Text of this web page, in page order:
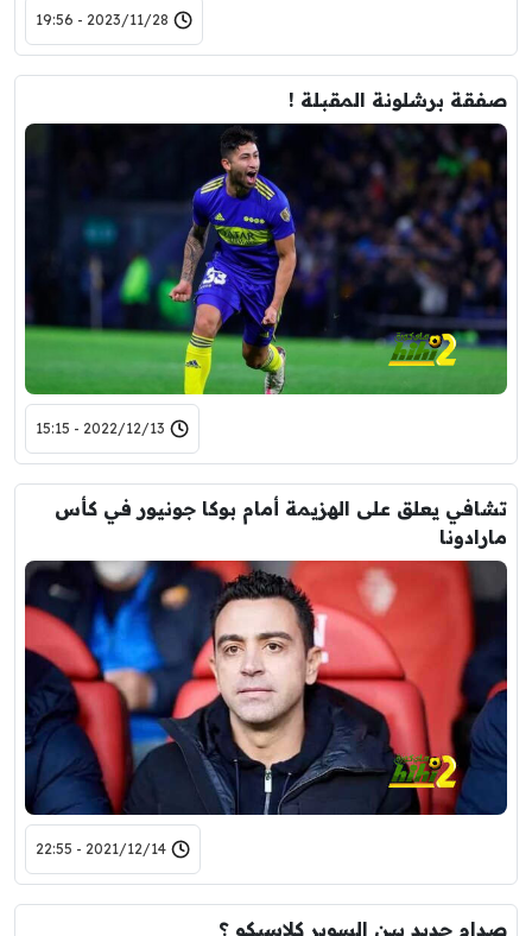
2023/11/28 - 19:56
صفقة برشلونة المقبلة !
2022/12/13 - 15:15
تشافي يعلق على الهزيمة أمام بوكا جونيور في كأس
مارادونا
2021/12/14 - 22:55
صدام جديد بين السوبر كلاسيكو ؟